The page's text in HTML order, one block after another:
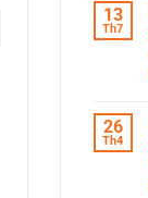
13
Th7
26
Th4